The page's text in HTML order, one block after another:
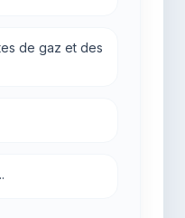
de gaz et des